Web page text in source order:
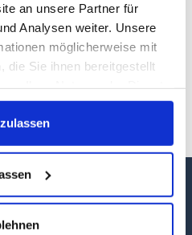
an unsere Partner für
Analysen weiter. Unsere
möglicherweise mit
die Sie ihnen bereitgestellt
Begeisterung, was
tagaus genießen: das
Vorpommern. Unter dem
hat der Nordkurier nun
für 2025
doppelt so vielen